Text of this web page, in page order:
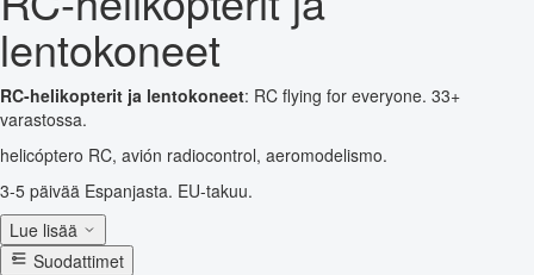
lentokoneet
RC-helikopterit ja lentokoneet: RC flying for everyone. 33+
varastossa.
helicóptero RC, avión radiocontrol, aeromodelismo.
3-5 päivää Espanjasta. EU-takuu.
Lue lisää
Suodattimet